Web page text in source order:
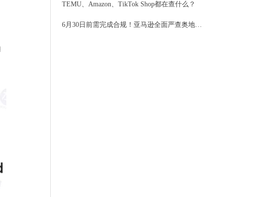
TEMU、Amazon、TikTok Shop都在查什么？
6月30日前需完成合规！亚马逊全面严查奥地利EPR